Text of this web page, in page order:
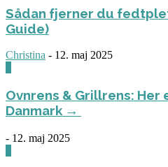
Sådan fjerner du
Guide)
Christina - 12. maj 2025
Ovnrens & Grillrens: Her
Danmark →
- 12. maj 2025